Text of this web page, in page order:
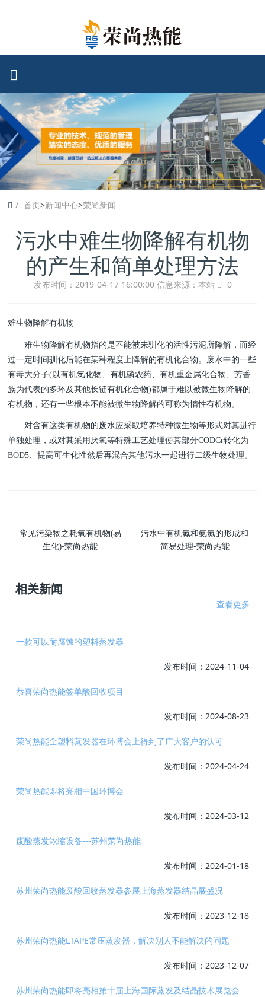
首页>新闻中心>荣尚新闻
污水中难生物降解有机物
的产生和简单处理方法
发布时间：2019-04-17 16:00:00 信息来源：本站 0
难生物降解有机物
难生物降解有机物指的是不能被未驯化的活性污泥所降解，而经
过一定时间驯化后能在某种程度上降解的有机化合物。废水中的一些
有毒大分子(以有机氯化物、有机磷农药、有机重金属化合物、芳香
族为代表的多环及其他长链有机化合物)都属于难以被微生物降解的
有机物，还有一些根本不能被微生物降解的可称为惰性有机物。
对含有这类有机物的废水应采取培养特种微生物等形式对其进行
单独处理，或对其采用厌氧等特殊工艺处理使其部分CODCr转化为
BOD5、提高可生化性然后再混合其他污水一起进行二级生物处理。
常见污染物之耗氧有机物(易
生化)-荣尚热能
污水中有机氮和氨氮的形成和
简易处理-荣尚热能
相关新闻
查看更多
一款可以耐腐蚀的塑料蒸发器
发布时间：2024-11-04
恭喜荣尚热能签单酸回收项目
发布时间：2024-08-23
荣尚热能全塑料蒸发器在环博会上得到了广大客户的认可
发布时间：2024-04-24
荣尚热能即将亮相中国环博会
发布时间：2024-03-12
废酸蒸发浓缩设备---苏州荣尚热能
发布时间：2024-01-18
苏州荣尚热能废酸回收蒸发器参展上海蒸发器结晶展盛况
发布时间：2023-12-18
苏州荣尚热能LTAPE常压蒸发器，解决别人不能解决的问题
发布时间：2023-12-07
苏州荣尚热能即将亮相第十届上海国际蒸发及结晶技术展览会